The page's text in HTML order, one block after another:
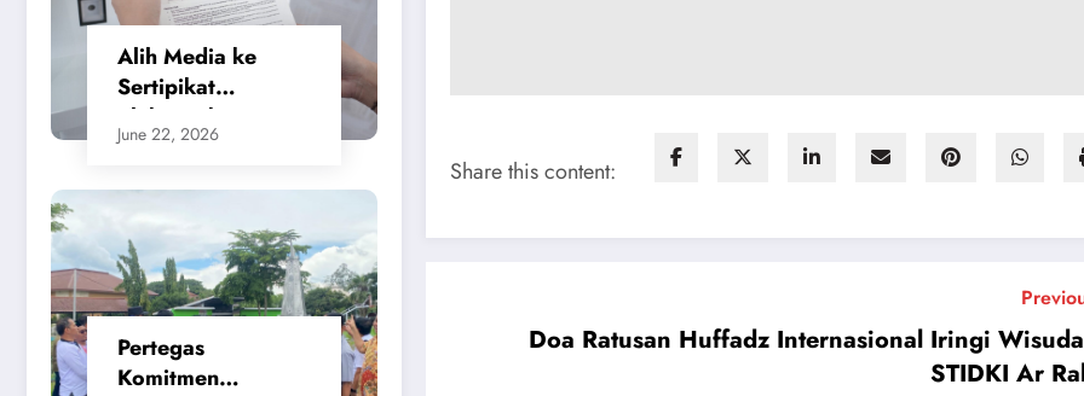
Alih Media ke
Sertipikat
Elektronik,
Masyarakat
Praktis dan
Berikan Rasa
Aman
June 22, 2026
Pertegas
Komitmen
Share this content:
Doa Ratusan Huffadz Internasional Iringi
STIDKI Ar